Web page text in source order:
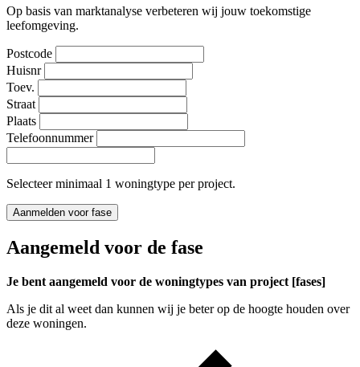
Op basis van marktanalyse verbeteren wij jouw toekomstige
leefomgeving.
Postcode
Huisnr
Toev.
Straat
Plaats
Telefoonnummer
Selecteer minimaal 1 woningtype per project.
Aanmelden voor fase
Aangemeld voor de fase
Je bent aangemeld voor de woningtypes van project [fases]
Als je dit al weet dan kunnen wij je beter op de hoogte houden over
deze woningen.